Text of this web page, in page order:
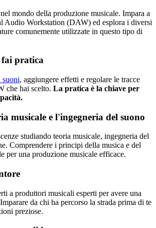
mondo della produzione musicale. Impara a
Audio Workstation (DAW) ed esplora i diversi
comunemente utilizzate in questo tipo di
fai pratica
suoni, aggiungere effetti e regolare le tracce
che hai scelto. La pratica è la chiave per
musicale e l'ingegneria del suono
studiando teoria musicale, ingegneria del
Comprendere i principi della musica e del
per una produzione musicale efficace.
a produttori musicali esperti per avere una
da chi ha percorso la strada prima di te
preziose.